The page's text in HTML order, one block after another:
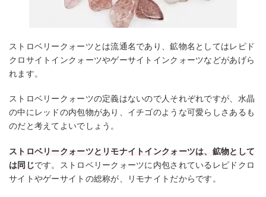
ストロベリークォーツとは流通名であり、鉱物名としてはレピド
クロサイトインクォーツやゲーサイトインクォーツなどがあげら
れます。
ストロベリークォーツの定義はないので人それぞれですが、水晶
の中にレッドの内包物があり、イチゴのような可愛らしさあるも
のだと考えてよいでしょう。
ストロベリークォーツとリモナイトインクォーツは、鉱物として
は同じです。ストロベリークォーツに内包されているレピドクロ
サイトやゲーサイトの総称が、リモナイトだからです。